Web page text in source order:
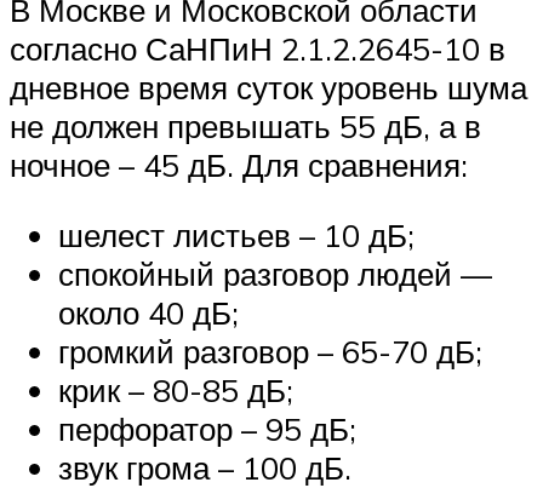
В Москве и Московской области
согласно СаНПиН 2.1.2.2645-10 в
дневное время суток уровень шума
не должен превышать 55 дБ, а в
ночное – 45 дБ. Для сравнения:
шелест листьев – 10 дБ;
спокойный разговор людей —
около 40 дБ;
громкий разговор – 65-70 дБ;
крик – 80-85 дБ;
перфоратор – 95 дБ;
звук грома – 100 дБ.